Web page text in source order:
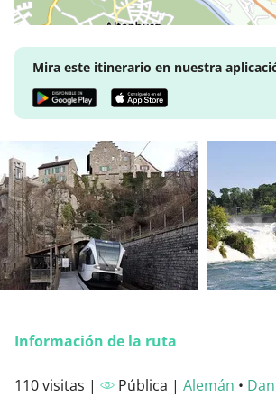
Mira este itinerario en nuestra
Información de la ruta
110 visitas | Pública | Alemán •